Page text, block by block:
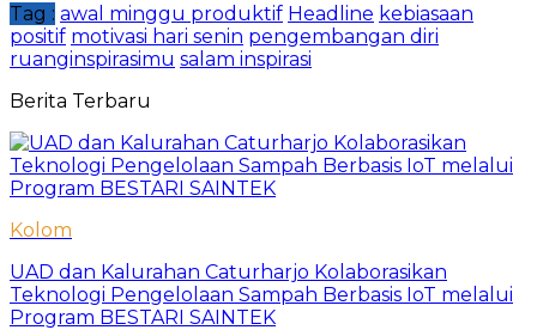
Tag : awal minggu produktif Headline kebiasaan
positif motivasi hari senin pengembangan diri
ruanginspirasimu salam inspirasi
Berita Terbaru
Kolom
UAD dan Kalurahan Caturharjo Kolaborasikan
Teknologi Pengelolaan Sampah Berbasis IoT melalui
Program BESTARI SAINTEK